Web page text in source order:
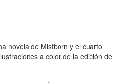
novela de Mistborn y el cuarto
a color de la edición de